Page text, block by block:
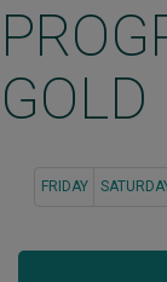
GOLD
FRIDAY